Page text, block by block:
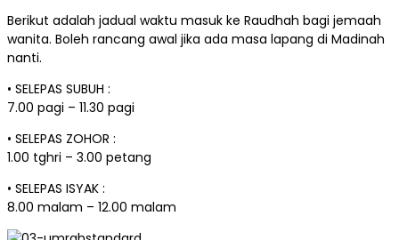
Berikut adalah jadual waktu masuk ke Raudhah bagi jemaah
wanita. Boleh rancang awal jika ada masa lapang di Madinah
nanti.
• SELEPAS SUBUH :
7.00 pagi – 11.30 pagi
• SELEPAS ZOHOR :
1.00 tghri – 3.00 petang
• SELEPAS ISYAK :
8.00 malam – 12.00 malam